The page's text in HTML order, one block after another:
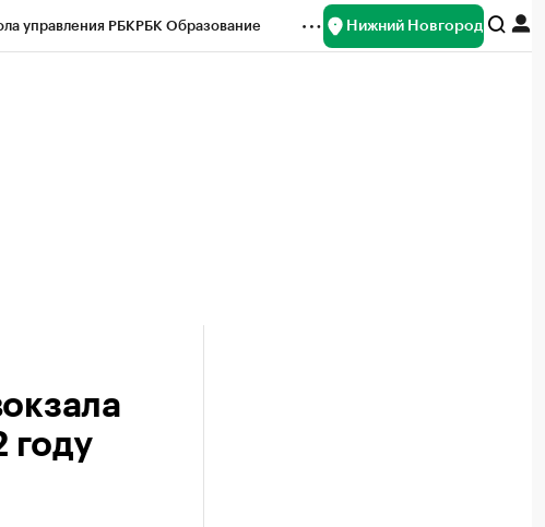
управления РБКРБК Образование Нижний Новгород
году